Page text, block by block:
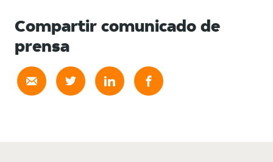
Compartir comunicado de
prensa